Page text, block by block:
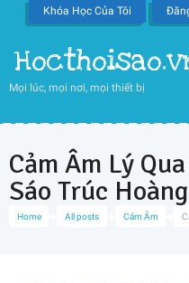
Khóa Học Của Tôi
Mọi lúc, mọi nơi, mọi thiết bị
Home All posts Cảm Âm
Cảm Âm Lý Qua
Sáo Trúc